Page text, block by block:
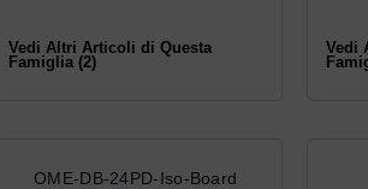
Vedi Altri Articoli di Questa
Famiglia (2)
Vedi
OME-DB-24PD-Iso-Board